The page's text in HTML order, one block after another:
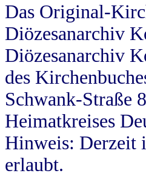
Das Original-
Diözesanarchiv
Diözesanarchiv
des
Schwank-Straße
Heimatkreises
Hinweis: Derzeit
erlaubt.